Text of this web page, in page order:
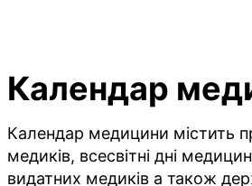
Календар
Календар медицини містить
медиків, всесвітні дні
видатних медиків а також